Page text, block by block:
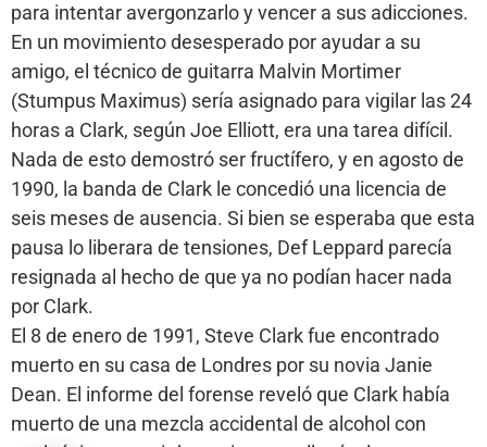
para intentar avergonzarlo y vencer a sus adicciones.
En un movimiento desesperado por ayudar a su
amigo, el técnico de guitarra Malvin Mortimer
(Stumpus Maximus) sería asignado para vigilar las 24
horas a Clark, según Joe Elliott, era una tarea difícil.
Nada de esto demostró ser fructífero, y en agosto de
1990, la banda de Clark le concedió una licencia de
seis meses de ausencia. Si bien se esperaba que esta
pausa lo liberara de tensiones, Def Leppard parecía
resignada al hecho de que ya no podían hacer nada
por Clark.
El 8 de enero de 1991, Steve Clark fue encontrado
muerto en su casa de Londres por su novia Janie
Dean. El informe del forense reveló que Clark había
muerto de una mezcla accidental de alcohol con